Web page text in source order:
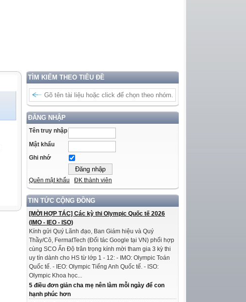
TÌM KIẾM THEO TIÊU ĐỀ
ĐĂNG NHẬP
Tên truy nhập
Mật khẩu
Ghi nhớ
Quên mật khẩu ĐK thành viên
TIN TỨC CỘNG ĐỒNG
[MỜI HỢP TÁC] Các kỳ thi Olympic Quốc tế 2026
(IMO - IEO - ISO)
Kính gửi Quý Lãnh đạo, Ban Giám hiệu và Quý
Thầy/Cô, FermatTech (Đối tác Google tại VN) phối hợp
cùng SCO Ấn Độ trân trọng kính mời tham gia 3 kỳ thi
uy tín dành cho HS từ lớp 1 - 12: - IMO: Olympic Toán
Quốc tế. - IEO: Olympic Tiếng Anh Quốc tế. - ISO:
Olympic Khoa học...
5 điều đơn giản cha mẹ nên làm mỗi ngày để con
hạnh phúc hơn